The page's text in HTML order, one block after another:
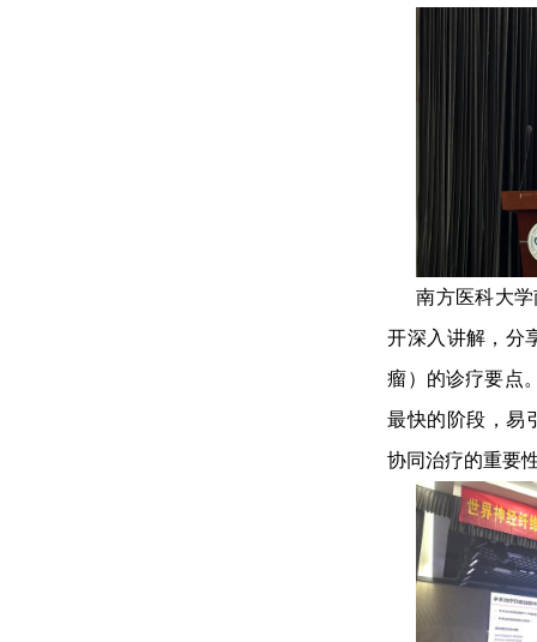
南方医科大
开深入讲解，分
瘤）的诊疗要点
最快的阶段，易
协同治疗的重要